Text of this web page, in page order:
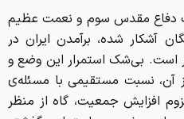
دفاع مقدس سوم و نعمت عظیم
آشکار شده، برآمدن ایران در
است. بی‌شک استمرار این وضع و
آن، نسبت مستقیمی با مسئله‌ی
افزایش جمعیت، گاه از منظر